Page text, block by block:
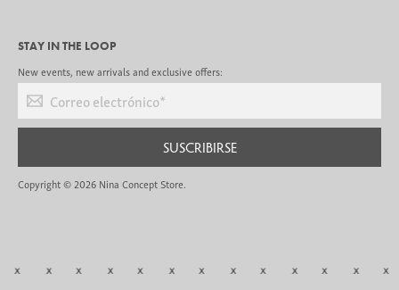
STAY IN THE LOOP
New events, new arrivals and exclusive offers:
Correo electrónico
SUSCRIBIRSE
Copyright © 2026 Nina Concept Store.